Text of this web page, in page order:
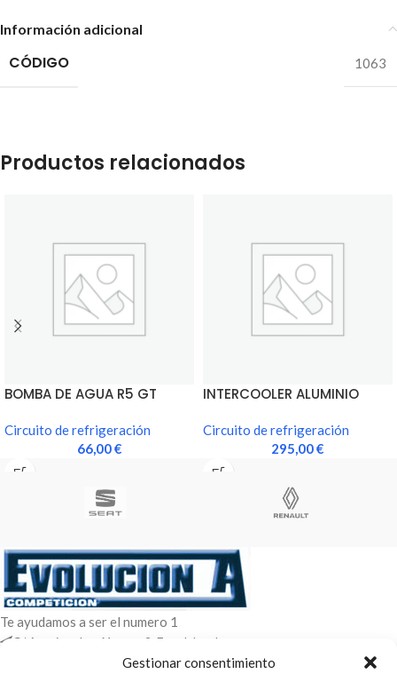
Gestionar consentimiento
Información adicional
CÓDIGO 1063
Productos relacionados
BOMBA DE AGUA R5 GT
Circuito de refrigeración
66,00€
INTERCOOLER ALUMINIO
150CV
Circuito de refrigeración
295,00€
Te ayudamos a ser el numero 1
C/ Arquimedes 61 nave 2. Fuenlabrada
WhatsApp +34 670604426